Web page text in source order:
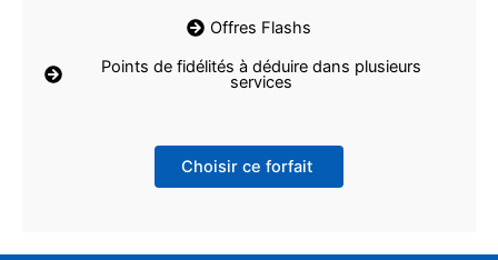
Offres Flashs
Points de fidélités à déduire dans plusieurs
services
Choisir ce forfait